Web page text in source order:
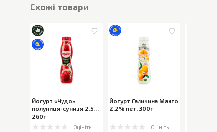
Cхожі товари
Йогурт «Чудо»
полуниця-суниця 2,5%
260г
Оцініть
Йогурт Галичина Манго
2,2% пет, 300г
Оцініть